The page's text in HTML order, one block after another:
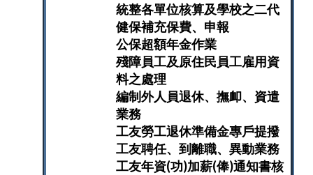
統整各單位核算及學校之二代
健保補充保費、申報
公保超額年金作業
殘障員工及原住民員工雇用資
料之處理
編制外人員退休、撫卹、資遣
業務
工友勞工退休準備金專戶提撥
工友聘任、到離職、異動業務
工友年資(功)加薪(俸)通知書核